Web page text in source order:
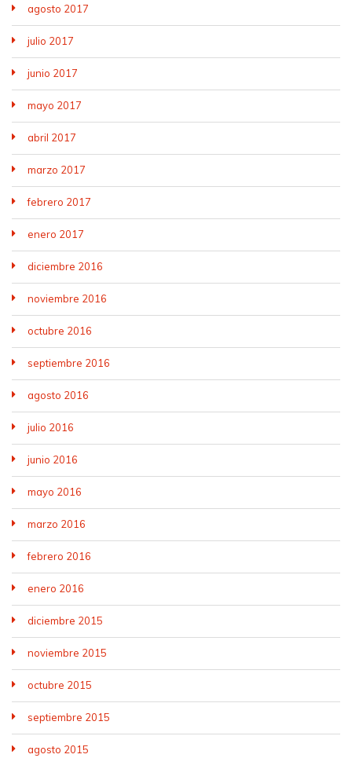
agosto 2017
julio 2017
junio 2017
mayo 2017
abril 2017
marzo 2017
febrero 2017
enero 2017
diciembre 2016
noviembre 2016
octubre 2016
septiembre 2016
agosto 2016
julio 2016
junio 2016
mayo 2016
marzo 2016
febrero 2016
enero 2016
diciembre 2015
noviembre 2015
octubre 2015
septiembre 2015
agosto 2015